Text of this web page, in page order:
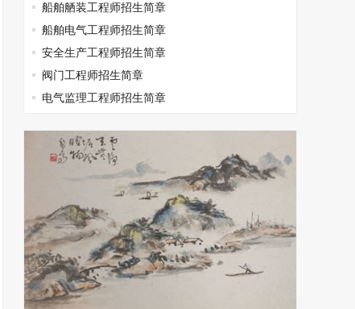
船舶舾装工程师招生简章
船舶电气工程师招生简章
安全生产工程师招生简章
阀门工程师招生简章
电气监理工程师招生简章